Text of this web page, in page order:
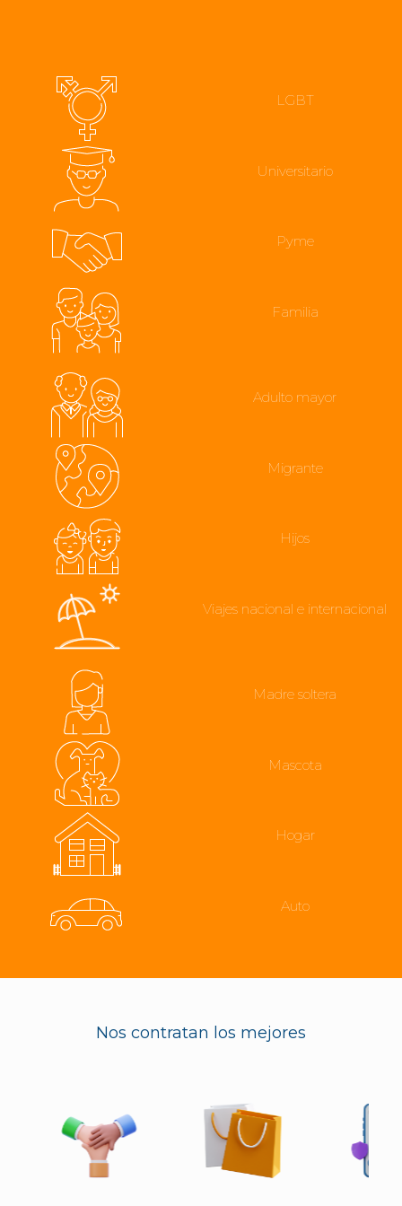
LGBT
Universitario
Pyme
Familia
Adulto mayor
Migrante
Hijos
Viajes nacional e internacional
Madre soltera
Mascota
Hogar
Auto
Nos contratan los mejores